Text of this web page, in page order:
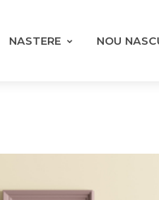
NASTERE NOU